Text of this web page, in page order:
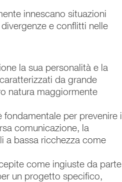
innescano situazioni
e conflitti nelle
la sua personalità e la
da grande
natura maggiormente
per prevenire i
comunicazione, la
a bassa ricchezza come
come ingiuste da parte
un progetto specifico,